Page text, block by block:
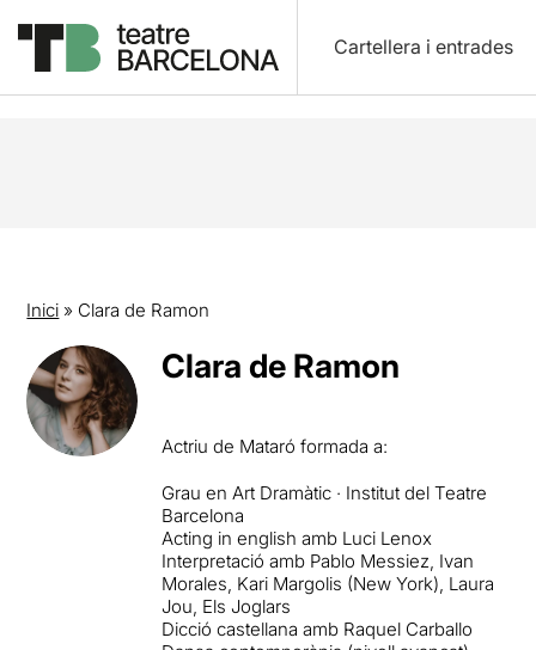
Cartellera i entrades
Inici » Clara de Ramon
Clara de Ramon
Actriu de Mataró formada a:
Grau en Art Dramàtic · Institut del Teatre
Barcelona
Acting in english amb Luci Lenox
Interpretació amb Pablo Messiez, Ivan
Morales, Kari Margolis (New York), Laura
Jou, Els Joglars
Dicció castellana amb Raquel Carballo